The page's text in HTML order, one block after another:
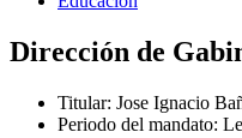
Dirección de
Titular: Jose Ignacio
Periodo del mandato: